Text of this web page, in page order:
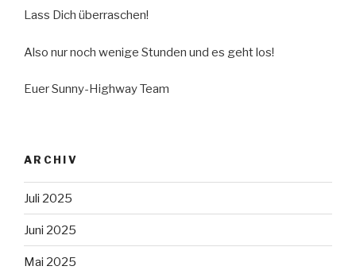
Lass Dich überraschen!
Also nur noch wenige Stunden und es geht los!
Euer Sunny-Highway Team
ARCHIV
Juli 2025
Juni 2025
Mai 2025